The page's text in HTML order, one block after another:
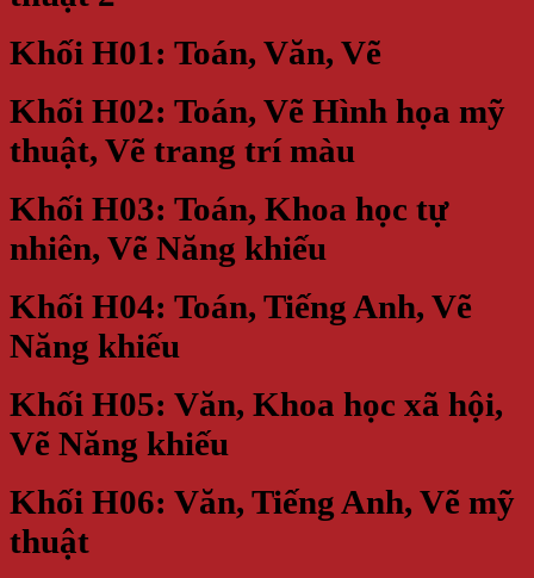
Khối H01: Toán, Văn, Vẽ
Khối H02: Toán, Vẽ Hình họa mỹ
thuật, Vẽ trang trí màu
Khối H03: Toán, Khoa học tự
nhiên, Vẽ Năng khiếu
Khối H04: Toán, Tiếng Anh, Vẽ
Năng khiếu
Khối H05: Văn, Khoa học xã hội,
Vẽ Năng khiếu
Khối H06: Văn, Tiếng Anh, Vẽ mỹ
thuật